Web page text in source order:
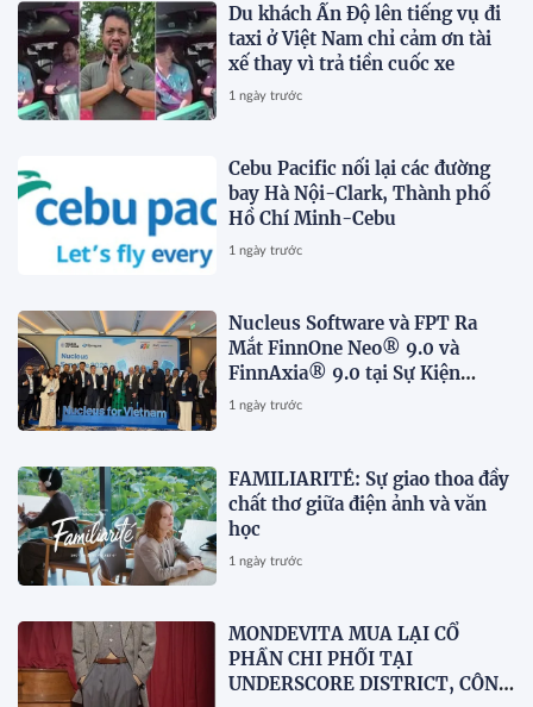
Du khách Ấn Độ lên tiếng vụ đi
taxi ở Việt Nam chỉ cảm ơn tài
xế thay vì trả tiền cuốc xe
1 ngày trước
Cebu Pacific nối lại các đường
bay Hà Nội-Clark, Thành phố
Hồ Chí Minh-Cebu
1 ngày trước
Nucleus Software và FPT Ra
Mắt FinnOne Neo® 9.0 và
FinnAxia® 9.0 tại Sự Kiện
Nucleus Synapse Lần Đầu Tiên
1 ngày trước
FAMILIARITÉ: Sự giao thoa đầy
chất thơ giữa điện ảnh và văn
học
1 ngày trước
MONDEVITA MUA LẠI CỔ
PHẦN CHI PHỐI TẠI
UNDERSCORE DISTRICT, CÔNG